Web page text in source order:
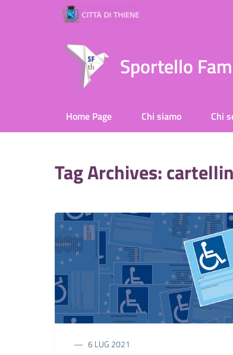
Sportello
Home Page Chi siamo Chi
Tag Archives:
6 LUG 2021